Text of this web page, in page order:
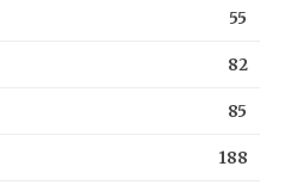
55
82
85
188